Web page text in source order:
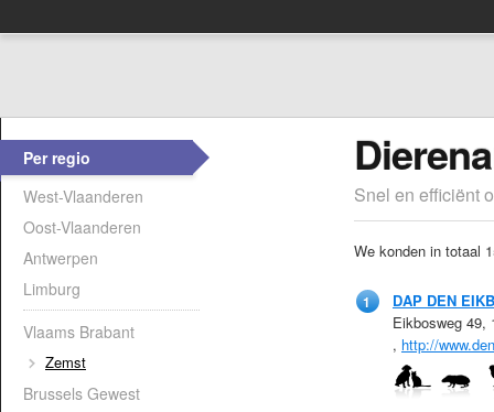
Per regio
West-Vlaanderen
Oost-Vlaanderen
Antwerpen
Limburg
Vlaams Brabant
Zemst
Brussels Gewest
Snel en efficiënt
We konden in totaal
1
DAP DEN
Eikbosweg 49,
, http://